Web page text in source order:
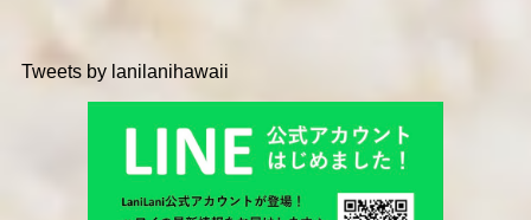
Tweets by lanilanihawaii